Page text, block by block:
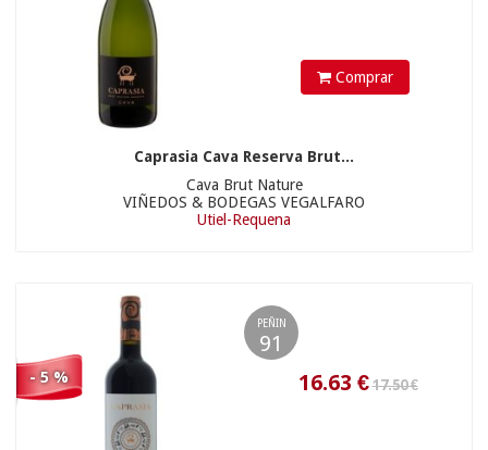
Comprar
Caprasia Cava Reserva Brut...
Cava Brut Nature
VIÑEDOS & BODEGAS VEGALFARO
Utiel-Requena
- 5 %
PEÑIN
919.98